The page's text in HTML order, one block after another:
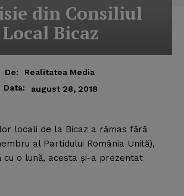
din Consiliul
Local Bicaz
De:
Realitatea Media
Data:
august 28, 2018
locali de la Bicaz a rămas fără
al Partidului România Unită),
cu o lună, acesta şi-a prezentat